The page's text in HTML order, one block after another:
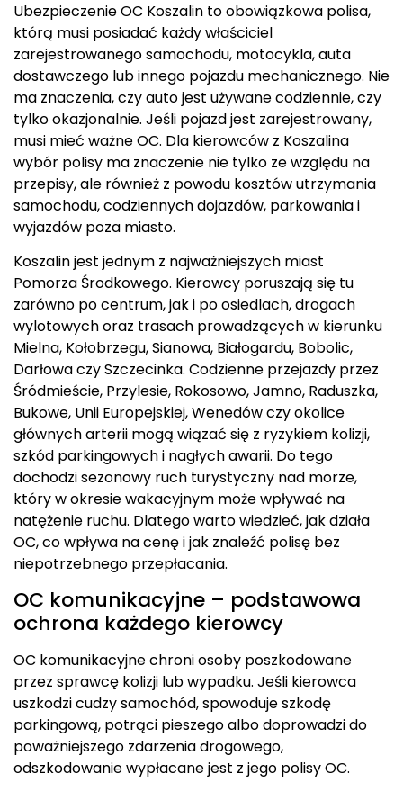
Ubezpieczenie OC Koszalin to obowiązkowa polisa,
którą musi posiadać każdy właściciel
zarejestrowanego samochodu, motocykla, auta
dostawczego lub innego pojazdu mechanicznego. Nie
ma znaczenia, czy auto jest używane codziennie, czy
tylko okazjonalnie. Jeśli pojazd jest zarejestrowany,
musi mieć ważne OC. Dla kierowców z Koszalina
wybór polisy ma znaczenie nie tylko ze względu na
przepisy, ale również z powodu kosztów utrzymania
samochodu, codziennych dojazdów, parkowania i
wyjazdów poza miasto.
Koszalin jest jednym z najważniejszych miast
Pomorza Środkowego. Kierowcy poruszają się tu
zarówno po centrum, jak i po osiedlach, drogach
wylotowych oraz trasach prowadzących w kierunku
Mielna, Kołobrzegu, Sianowa, Białogardu, Bobolic,
Darłowa czy Szczecinka. Codzienne przejazdy przez
Śródmieście, Przylesie, Rokosowo, Jamno, Raduszka,
Bukowe, Unii Europejskiej, Wenedów czy okolice
głównych arterii mogą wiązać się z ryzykiem kolizji,
szkód parkingowych i nagłych awarii. Do tego
dochodzi sezonowy ruch turystyczny nad morze,
który w okresie wakacyjnym może wpływać na
natężenie ruchu. Dlatego warto wiedzieć, jak działa
OC, co wpływa na cenę i jak znaleźć polisę bez
niepotrzebnego przepłacania.
OC komunikacyjne – podstawowa
ochrona każdego kierowcy
OC komunikacyjne chroni osoby poszkodowane
przez sprawcę kolizji lub wypadku. Jeśli kierowca
uszkodzi cudzy samochód, spowoduje szkodę
parkingową, potrąci pieszego albo doprowadzi do
poważniejszego zdarzenia drogowego,
odszkodowanie wypłacane jest z jego polisy OC.